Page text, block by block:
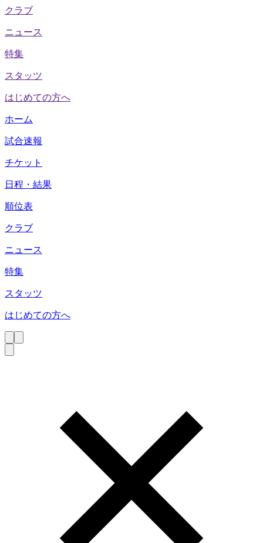
クラブ
ニュース
特集
スタッツ
はじめての方へ
ホーム
試合速報
チケット
日程・結果
順位表
クラブ
ニュース
特集
スタッツ
はじめての方へ